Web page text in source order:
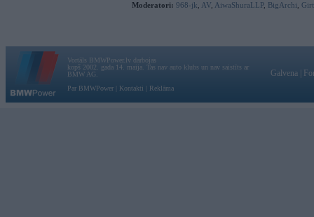
Moderatori: 968-jk AV AiwaShuraLLP, BigArchi
Vortāls BMWPower.lv darbojas
kopš 2002. gada 14. maija. Tas nav auto klubs un nav saistīts ar
BMW AG.
Par BMWPower
Kontakti Reklāma
Galvena